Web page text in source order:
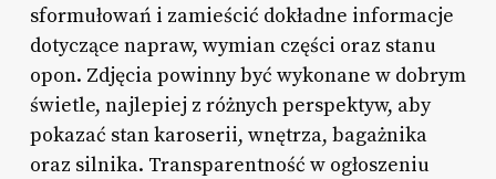
sformułowań i zamieścić dokładne informacje
dotyczące napraw, wymian części oraz stanu
opon. Zdjęcia powinny być wykonane w dobrym
świetle, najlepiej z różnych perspektyw, aby
pokazać stan karoserii, wnętrza, bagażnika
oraz silnika. Transparentność w ogłoszeniu